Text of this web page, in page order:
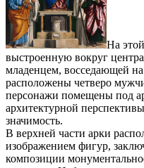
На
выстроенную вокруг
младенцем, восседающей
расположены четверо
персонажи помещены под
архитектурной
значимость.
В верхней части арки
изображением фигур,
композиции